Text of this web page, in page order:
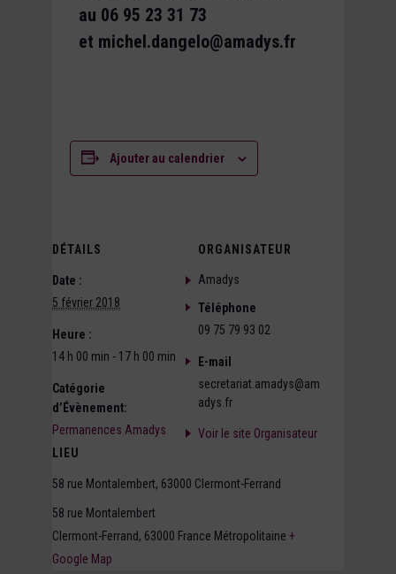
au 06 95 23 31 73
et michel.dangelo@amadys.fr
Ajouter au calendrier
DÉTAILS
Date :
5 février 2018
Heure :
14 h 00 min - 17 h 00 min
Catégorie
d’Évènement:
Permanences Amadys
LIEU
58 rue Montalembert, 63000 Clermont-Ferrand
58 rue Montalembert
Clermont-Ferrand, 63000 France Métropolitaine +
Google Map
ORGANISATEUR
Amadys
Téléphone
09 75 79 93 02
E-mail
secretariat.amadys@am
adys.fr
Voir le site Organisateur